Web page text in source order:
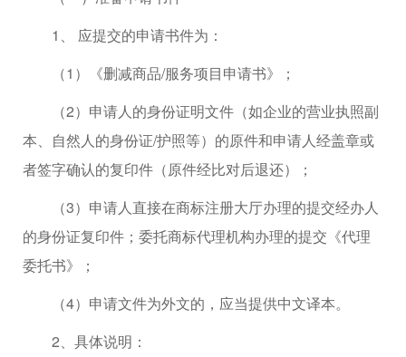
1、 应提交的申请书件为：
（1）《删减商品/服务项目申请书》；
（2）申请人的身份证明文件（如企业的营业执照副
本、自然人的身份证/护照等）的原件和申请人经盖章或
者签字确认的复印件（原件经比对后退还）；
（3）申请人直接在商标注册大厅办理的提交经办人
的身份证复印件；委托商标代理机构办理的提交《代理
委托书》；
（4）申请文件为外文的，应当提供中文译本。
2、具体说明：